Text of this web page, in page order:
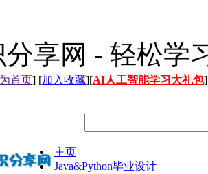
分享网 - 轻松学
首页] [加入收藏][AI人工智能学习大礼包]
主页
Java&Python毕业设计